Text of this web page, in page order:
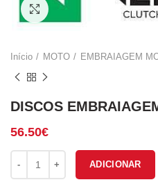
Click to enlarge
Início MOTO EMBRAIAGEM
DISCOS
56.50€
ADICIONAR